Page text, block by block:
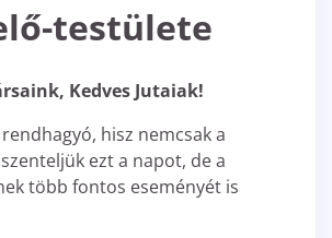
testülete
Kedves Jutaiak!
hisz nemcsak a
ezt a napot, de a
több fontos eseményét is